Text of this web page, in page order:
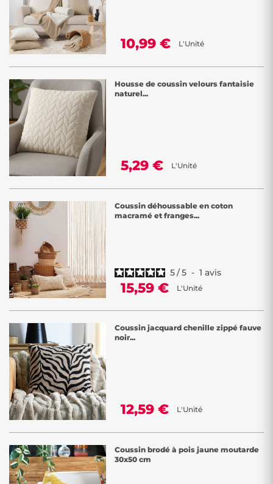
10,99 € L'Unité
Housse de coussin velours fantaisie
naturel...
5,29 € L'Unité
Coussin déhoussable en coton
macramé et franges...
5/5 - 1 avis
15,59 € L'Unité
Coussin jacquard chenille zippé fauve
noir...
12,59 € L'Unité
Coussin brodé à pois jaune moutarde
30x50 cm